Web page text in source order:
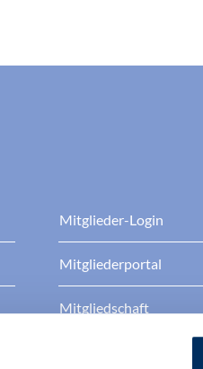
Mitglieder-Login
Mitgliederportal
Mitgliedschaft